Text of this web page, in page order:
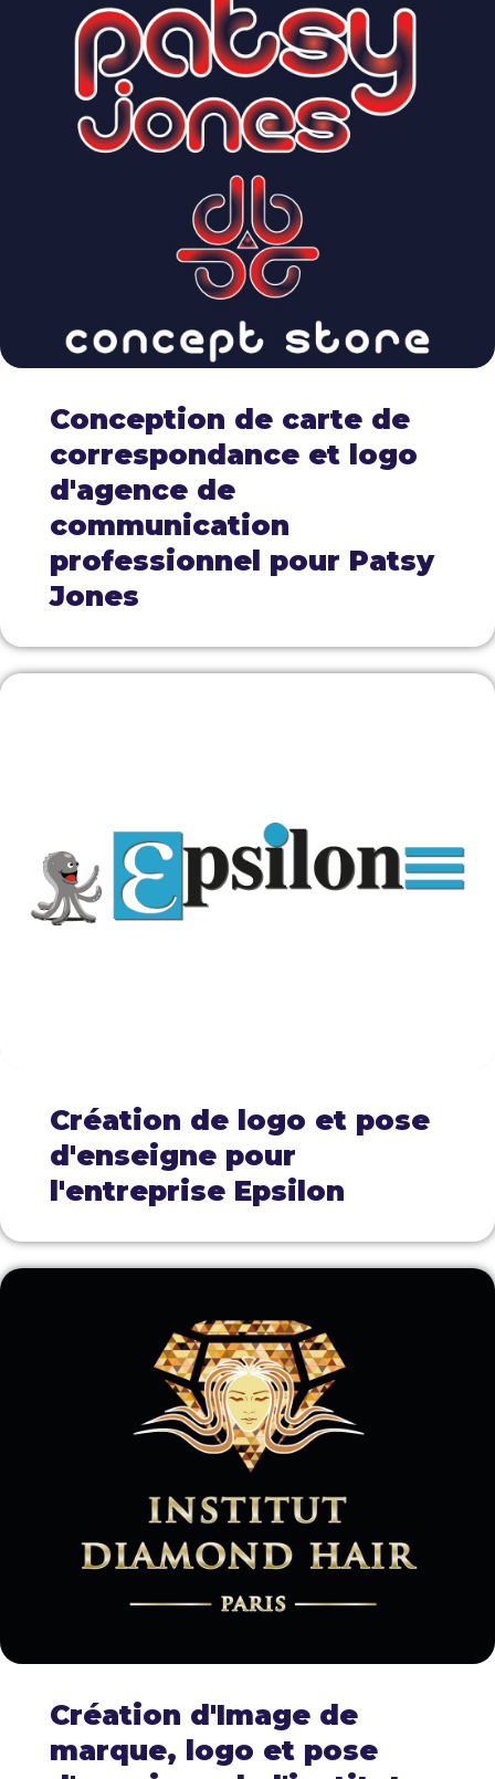
Conception de carte de
correspondance et logo
d'agence de
communication
professionnel pour Patsy
Jones
Création de logo et pose
d'enseigne pour
l'entreprise Epsilon
Création d'Image de
marque, logo et pose